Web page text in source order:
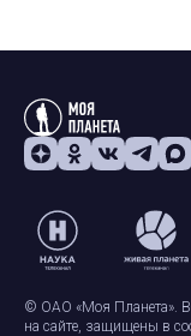
© ОАО «Моя Планета».
на сайте, защищены в